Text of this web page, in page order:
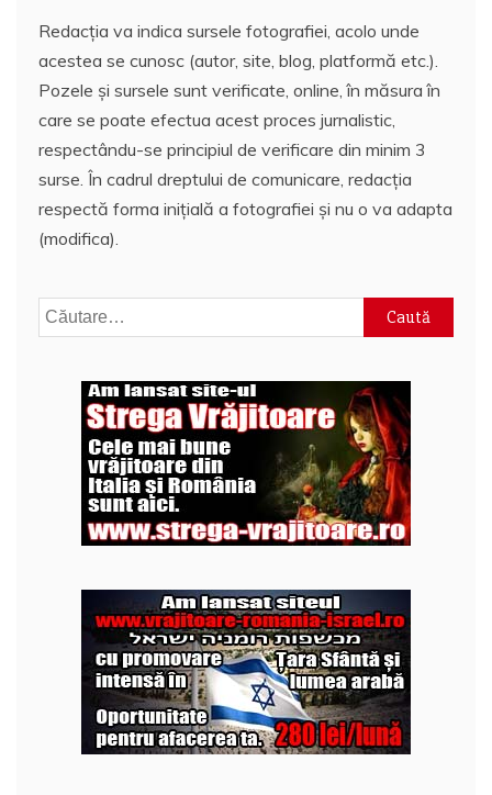
Redacția va indica sursele fotografiei, acolo unde
acestea se cunosc (autor, site, blog, platformă etc.).
Pozele și sursele sunt verificate, online, în măsura în
care se poate efectua acest proces jurnalistic,
respectându-se principiul de verificare din minim 3
surse. În cadrul dreptului de comunicare, redacția
respectă forma inițială a fotografiei și nu o va adapta
(modifica).
Caută
după: